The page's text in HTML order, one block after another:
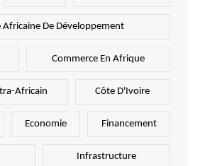
Africaine De Développement
Commerce En Afrique
Africain Côte D'Ivoire
Economie Financement
Infrastructure